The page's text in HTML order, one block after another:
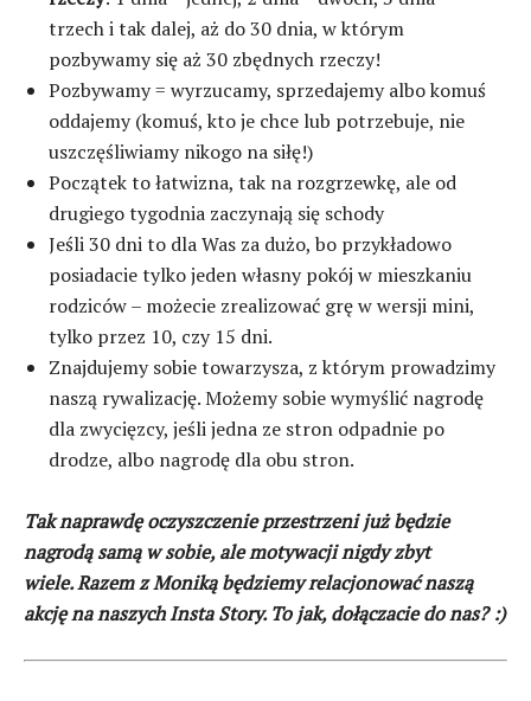
trzech i tak dalej, aż do 30 dnia, w którym
pozbywamy się aż 30 zbędnych rzeczy!
Pozbywamy = wyrzucamy, sprzedajemy albo komuś
oddajemy (komuś, kto je chce lub potrzebuje, nie
uszczęśliwiamy nikogo na siłę!)
Początek to łatwizna, tak na rozgrzewkę, ale od
drugiego tygodnia zaczynają się schody
Jeśli 30 dni to dla Was za dużo, bo przykładowo
posiadacie tylko jeden własny pokój w mieszkaniu
rodziców – możecie zrealizować grę w wersji mini,
tylko przez 10, czy 15 dni.
Znajdujemy sobie towarzysza, z którym prowadzimy
naszą rywalizację. Możemy sobie wymyślić nagrodę
dla zwycięzcy, jeśli jedna ze stron odpadnie po
drodze, albo nagrodę dla obu stron.
Tak naprawdę oczyszczenie przestrzeni już będzie
nagrodą samą w sobie, ale motywacji nigdy zbyt
wiele. Razem z Moniką będziemy relacjonować naszą
akcję na naszych Insta Story. To jak, dołączacie do nas? :)